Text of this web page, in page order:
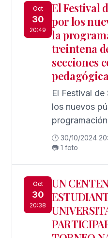
Oct
30
20:49
El Festival
por los
la
treintena
secciones
El Festival
los nuevos
títulos en las
vocación
🕐 30/10/2024
📷 1 foto
Oct
30
20:38
UN